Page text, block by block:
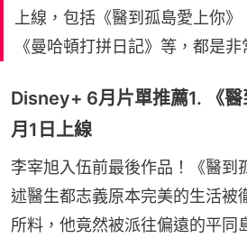
上線，包括《醫到孤島愛上你
《曼哈頓打拼日記》等，都是非
Disney+ 6月片單推薦1. 《
月1日上線
李宰旭入伍前最後作品！《醫到
述醫生都志義原本完美的生活被
所料，他竟然被派往偏遠的平同